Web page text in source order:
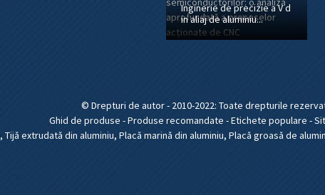
Inginerie de precizie a V d
in aliaj de aluminiu...
© Drepturi de autor - 2010-2022: Toate drepturile
Ghid de produse -Produse recomandate -Etichete populare -
,Tijă extrudată din aluminiu,Placă marină din aluminiu,Placă groasă de